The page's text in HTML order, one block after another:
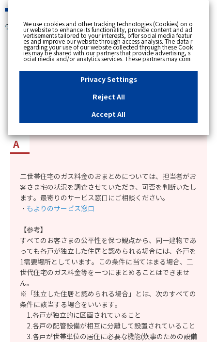
個人のお客さま
[ トップへ戻る ]
カテゴリー表示
更新日時 : 2023/10/12 15:19
二世帯住宅のガス料金をひとつにまとめることは
できるか知りたい。
二世帯住宅のガス料金のおまとめについては、担当者がお
客さま宅の状況を調査させていただき、可否を判断いたし
ます。最寄りのサービス窓口にご相談ください。
・ もよりのサービス窓口
【参考】
すべてのお客さまの公平性を保つ観点から、同一建物であ
っても各戸が独立した住居と認められる場合には、各戸を
1需要場所としています。この条件に当てはまる場合、二
世代住宅のガス料金等を一つにまとめることはできませ
ん。
※「独立した住居と認められる場合」とは、次のすべての
条件に該当する場合をいいます。
1.各戸が独立的に区画されていること
2.各戸の配管設備が相互に分離して設置されていること
3.各戸が世帯単位の居住に必要な機能(炊事のための設備
We use cookies and other tracking technologies (Cookies) on o
ur website to enhance its functionality, provide content and ad
vertisements tailored to your interests, offer social media featur
es and improve our website through access analysis. The data r
egarding your use of our website collected through these Cook
ies may be shared with our partners that provide advertising, s
ocial media and/or analytics services. These partners may com
bine the data shared by us with other data that you have provi
ded to them or that they have collected from your use of their s
ervices or other websites to analyse and optimise advertisemen
ts delivered to you by businesses other than us on the internet.
essary Cookies, please click "Reject All". If you agree to the use
of all Cookies, please click "Accept All". To select your preferen
u can change your consent or rejection settings at any time by c
"Privacy Settings"button on this banner or through y
our browser's "Settings". For more information regarding the pr
site, please refer to the link below.Cookies DetailsPrivacy Polic
y
Privacy Settings
Reject All
Accept All